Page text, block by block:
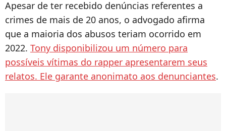
Apesar de ter recebido denúncias referentes a
crimes de mais de 20 anos, o advogado afirma
que a maioria dos abusos teriam ocorrido em
2022. Tony disponibilizou um número para
possíveis vítimas do rapper apresentarem seus
relatos. Ele garante anonimato aos denunciantes.